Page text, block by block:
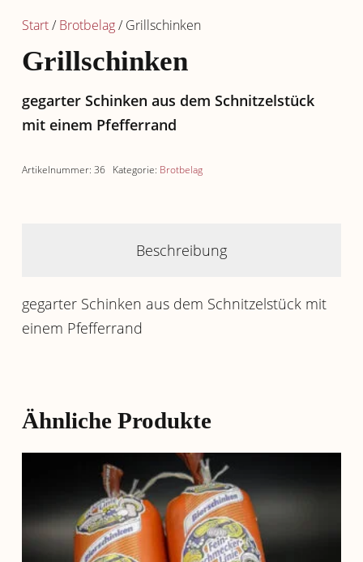
Start/ Brotbelag/ Grillschinken
Grillschinken
gegarter Schinken aus dem Schnitzelstück
mit einem Pfefferrand
Artikelnummer: 36 Kategorie: Brotbelag
Beschreibung
gegarter Schinken aus dem Schnitzelstück mit
einem Pfefferrand
Ähnliche Produkte